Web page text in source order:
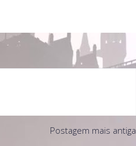
Postagem mais antiga